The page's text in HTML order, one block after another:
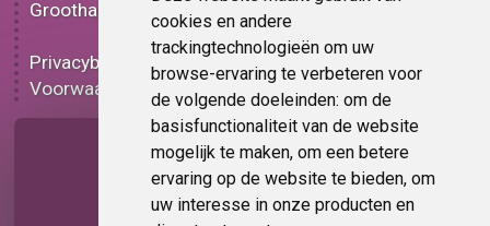
cookies en andere
trackingtechnologieën om uw
browse-ervaring te verbeteren voor
de volgende doeleinden: om de
basisfunctionaliteit van de website
mogelijk te maken, om een betere
ervaring op de website te bieden, om
uw interesse in onze producten en
Groothandel
Privacybeleid
Voorwaarden
Lampen folie
Functionele folie
Plakplastic korting
Op bestelling
Pagina delen